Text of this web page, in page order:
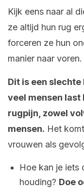
Kijk eens naar al
ze altijd hun rug
forceren ze hun
manier naar voren.
Dit is een
veel mensen last
rugpijn, zowel
mensen. Het
vrouwen als
Hoe kan je iets
houding? Doe